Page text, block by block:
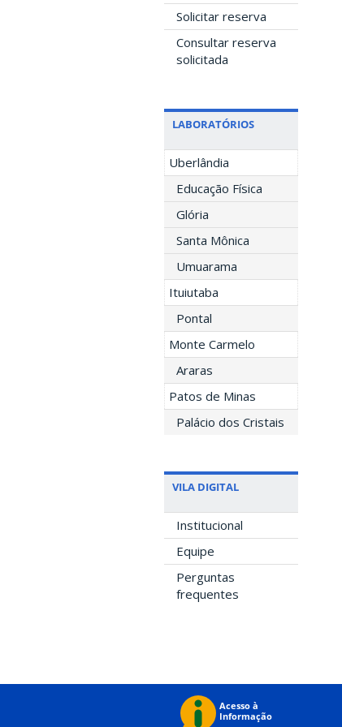
Solicitar reserva
Consultar reserva
solicitada
LABORATÓRIOS
Uberlândia
Educação Física
Glória
Santa Mônica
Umuarama
Ituiutaba
Pontal
Monte Carmelo
Araras
Patos de Minas
Palácio dos Cristais
VILA DIGITAL
Institucional
Equipe
Perguntas
frequentes